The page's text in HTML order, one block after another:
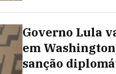
Governo Lula
em
sanção